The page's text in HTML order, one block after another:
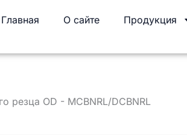
Главная О сайте Продукция
резца OD - MCBNRL/DCBNRL